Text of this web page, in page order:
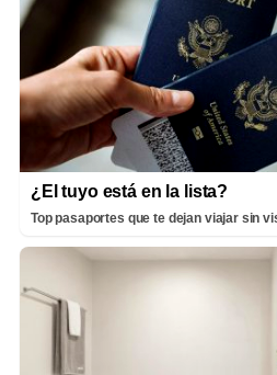
¿El tuyo está en la lista?
Top pasaportes que te dejan viajar sin